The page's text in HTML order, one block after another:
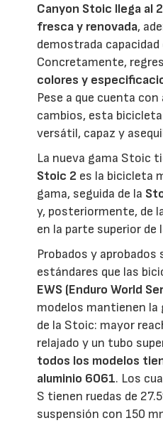
Canyon Stoic llega al
fresca y renovada,
demostrada
Concretamente,
colores y
Pese a que cuenta
cambios, esta
versátil, capaz y
La nueva gama Stoic
Stoic 2 es la bicicleta
gama, seguida de la
y, posteriormente, de
en la parte superior de
Probados y
estándares que las
EWS (Enduro World
modelos mantienen
de la Stoic: mayor
relajado y un tubo
todos los modelos
aluminio 6061. Los
S tienen ruedas de
suspensión con 150